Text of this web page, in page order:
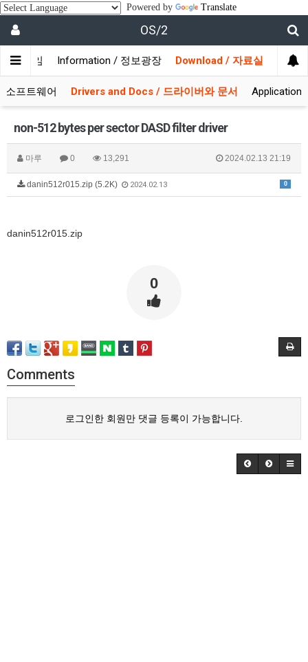
Powered by Translate
OS/2
자모임 Information / 정보광장 Download / 자료실
소프트웨어 Drivers and Docs / 드라이버와 문서
non-512 bytes per sector DASD filter driver
마루 0 13,291 2024.02.13 21:19
0
danin512r015.zip (5.2K) 2024.02.13
danin512r015.zip
0
Comments
로그인한 회원만 댓글 등록이 가능합니다.